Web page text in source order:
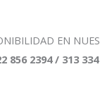
EN
856 2394 / 313